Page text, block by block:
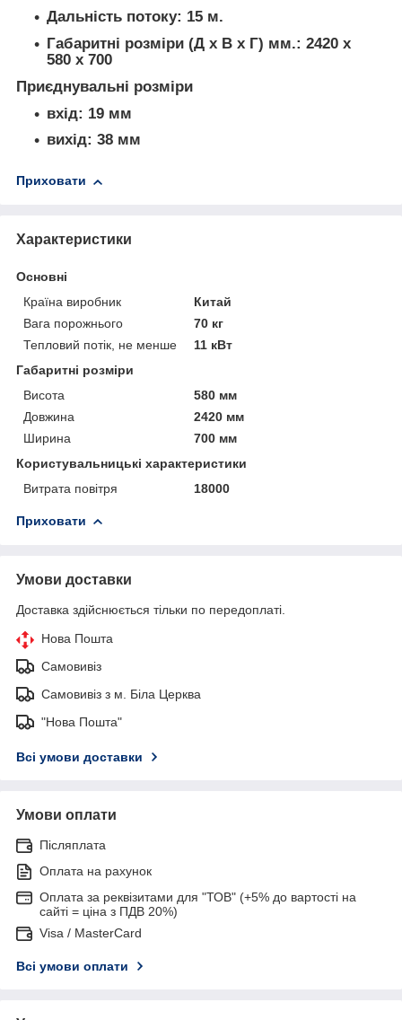
Дальність потоку: 15 м.
Габаритні розміри (Д х В х Г) мм.: 2420 х
580 х 700
Приєднувальні розміри
вхід: 19 мм
вихід: 38 мм
Приховати
Характеристики
Основні
Країна виробник
Китай
Вага порожнього
70 кг
Тепловий потік, не менше
11 кВт
Габаритні розміри
Висота
580 мм
Довжина
2420 мм
Ширина
700 мм
Користувальницькі характеристики
Витрата повітря
18000
Приховати
Умови доставки
Доставка здійснюється тільки по передоплаті.
Нова Пошта
Самовивіз
Самовивіз з м. Біла Церква
"Нова Пошта"
Всі умови доставки
Умови оплати
Післяплата
Оплата на рахунок
Оплата за реквізитами для "ТОВ" (+5% до вартості на
сайті = ціна з ПДВ 20%)
Visa / MasterCard
Всі умови оплати